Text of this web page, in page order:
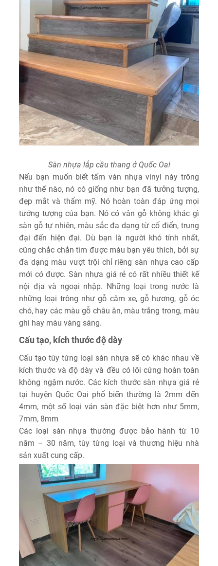
Sàn nhựa lắp cầu thang ở Quốc Oai
Nếu bạn muốn biết tấm ván nhựa vinyl này trông
như thế nào, nó có giống như bạn đã tưởng tượng,
đẹp mắt và thẩm mỹ. Nó hoàn toàn đáp ứng mọi
tưởng tượng của bạn. Nó có vân gỗ không khác gì
sàn gỗ tự nhiên, màu sắc đa dạng từ cổ điển, trung
đại đến hiện đại. Dù bạn là người khó tính nhất,
cũng chắc chắn tìm được màu bạn yêu thích, bởi sự
đa dạng màu vượt trội chỉ riêng sàn nhựa cao cấp
mới có được. Sàn nhựa giá rẻ có rất nhiều thiết kế
nội địa và ngoại nhập. Những loại trong nước là
những loại trông như gỗ căm xe, gỗ hương, gỗ óc
chó, hay các màu gỗ châu ân, màu trắng trong, màu
ghi hay màu vàng sáng.
Cấu tạo, kích thước độ dày
Cấu tạo tùy từng loại sàn nhựa sẽ có khác nhau về
kích thước và độ dày và đều có lõi cứng hoàn toàn
không ngậm nước. Các kích thước sàn nhựa giá rẻ
tại huyện Quốc Oai phổ biến thường là 2mm đến
4mm, một số loại ván sàn đặc biệt hơn như 5mm,
7mm, 8mm
Các loại sàn nhựa thường được bảo hành từ 10
năm – 30 năm, tùy từng loại và thương hiệu nhà
sản xuất cung cấp.